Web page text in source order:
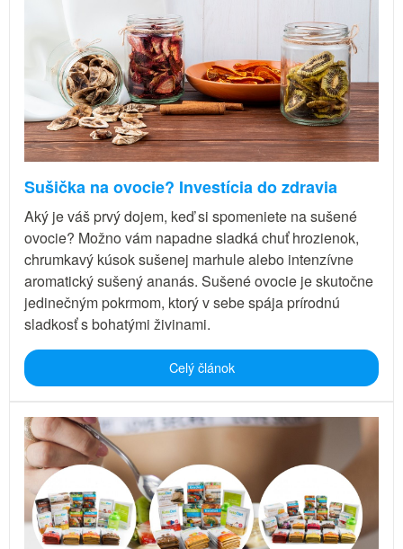
Sušička na ovocie? Investícia do zdravia
Aký je váš prvý dojem, keď si spomeniete na sušené
ovocie? Možno vám napadne sladká chuť hrozienok,
chrumkavý kúsok sušenej marhule alebo intenzívne
aromatický sušený ananás. Sušené ovocie je skutočne
jedinečným pokrmom, ktorý v sebe spája prírodnú
sladkosť s bohatými živinami.
Celý článok